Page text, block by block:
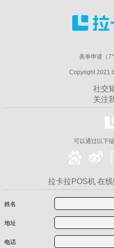
表单申请（
Copyright 2021
社交
关注
可以通过以下
拉卡拉POS机 在
姓名
地址
电话